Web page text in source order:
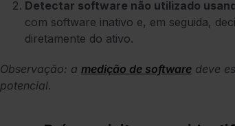
Detectar software não utilizado
com software inativo e, em seguida,
diretamente do ativo.
Observação: a medição de software deve
potencial.